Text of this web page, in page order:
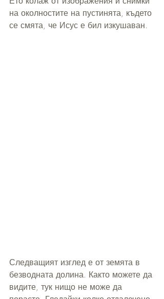
на околностите на пустинята, където
се смята, че Исус е бил изкушаван.
Следващият изглед е от земята в
безводната долина. Както можете да
видите, тук нищо не може да